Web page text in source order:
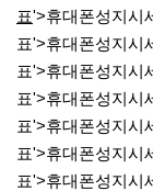
표'>휴대폰성지시
표'>휴대폰성지시
표'>휴대폰성지시
표'>휴대폰성지시
표'>휴대폰성지시
표'>휴대폰성지시
표'>휴대폰성지시